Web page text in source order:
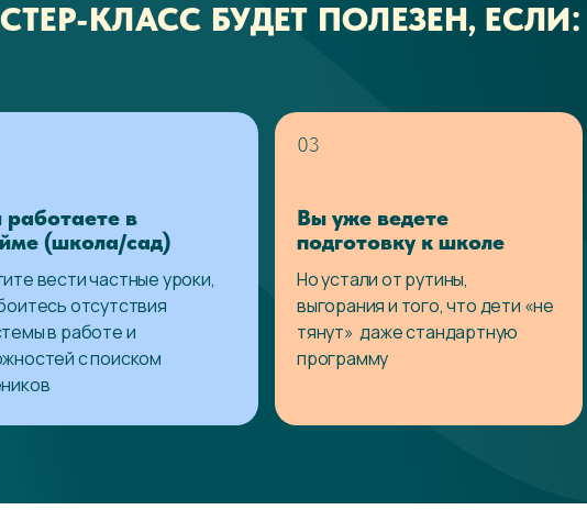
КЛАСС БУДЕТ ПОЛЕЗЕН, ЕСЛИ:
работаете в
(школа/сад)
вести частные уроки,
отсутствия
в работе и
с поиском
Вы уже ведете
подготовку к школе
03
Но устали от рутины,
выгорания и того, что дети «не
тянут» даже стандартную
программу